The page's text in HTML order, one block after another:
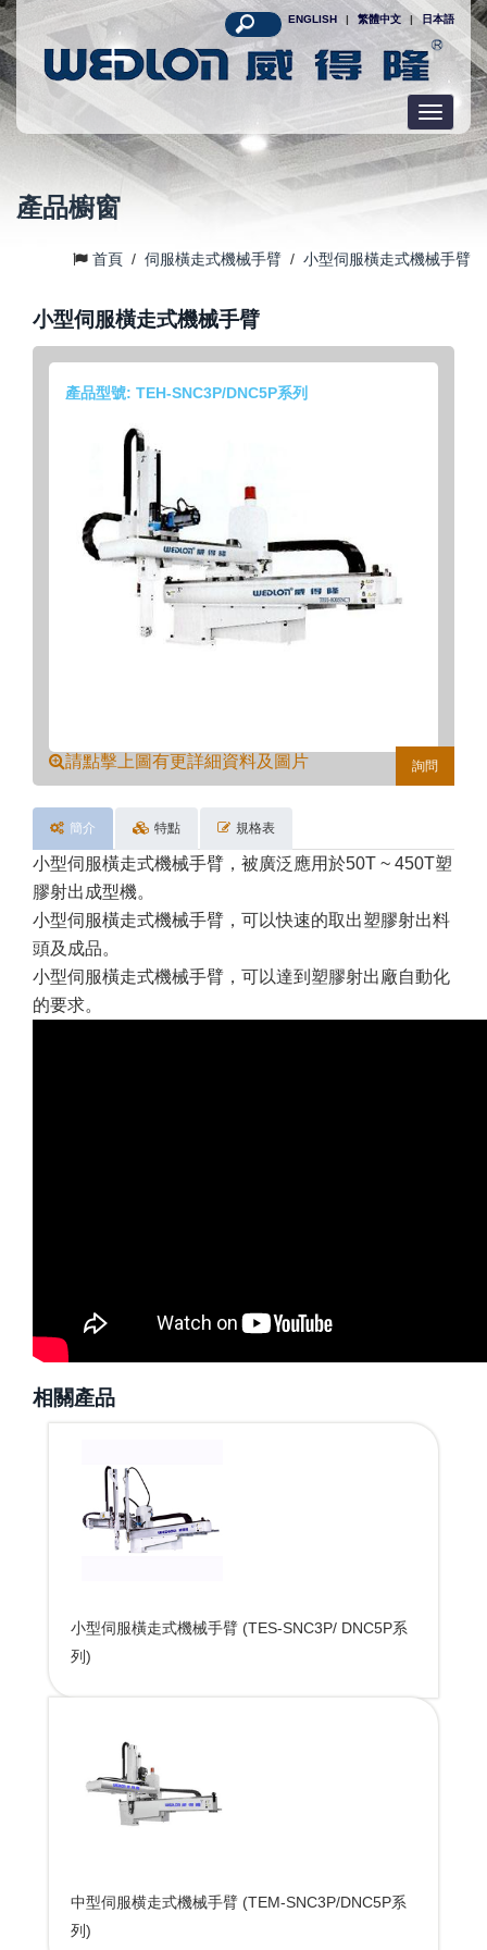
ENGLISH | 繁體中文 | 日本語
Toggle
產品櫥窗
首頁 / 伺服橫走式機械手臂 / 小型伺服橫走式機械手臂
小型伺服橫走式機械手臂
產品型號: TEH-SNC3P/DNC5P系列
詢問
請點擊上圖有更詳細資料及圖片
簡介 特點 規格表
小型伺服橫走式機械手臂，被廣泛應用於50T ~ 450T塑
膠射出成型機。
小型伺服橫走式機械手臂，可以快速的取出塑膠射出料
頭及成品。
小型伺服橫走式機械手臂，可以達到塑膠射出廠自動化
的要求。
相關產品
小型伺服橫走式機械手臂 (TES-SNC3P/ DNC5P系
列)
中型伺服横走式機械手臂 (TEM-SNC3P/DNC5P系
列)